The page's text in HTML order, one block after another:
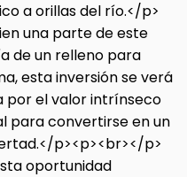
a orillas del río.</p>
una parte de este
de un relleno para
esta inversión se verá
el valor intrínseco
para convertirse en un
p><p><br></p>
oportunidad